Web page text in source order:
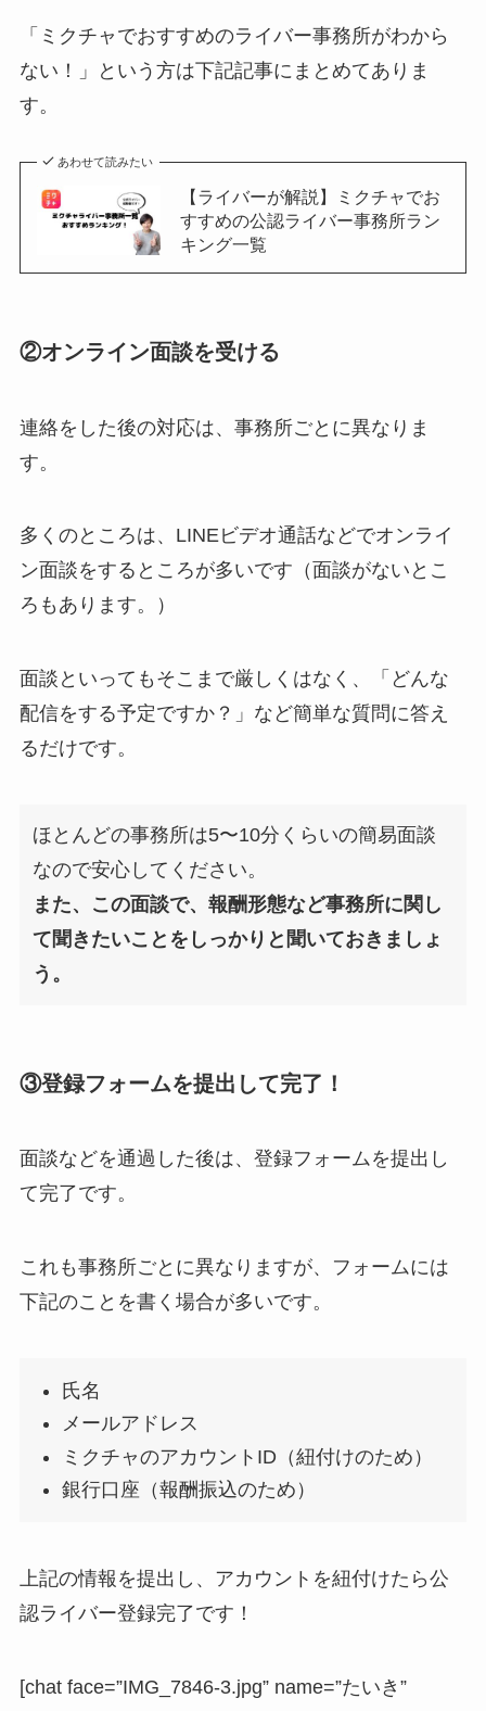
「ミクチャでおすすめのライバー事務所がわから
ない！」という方は下記記事にまとめてありま
す。
あわせて読みたい
【ライバーが解説】ミクチャでお
すすめの公認ライバー事務所ラン
キング一覧
②オンライン面談を受ける
連絡をした後の対応は、事務所ごとに異なりま
す。
多くのところは、LINEビデオ通話などでオンライ
ン面談をするところが多いです（面談がないとこ
ろもあります。）
面談といってもそこまで厳しくはなく、「どんな
配信をする予定ですか？」など簡単な質問に答え
るだけです。
ほとんどの事務所は5〜10分くらいの簡易面談
なので安心してください。
また、この面談で、報酬形態など事務所に関し
て聞きたいことをしっかりと聞いておきましょ
う。
③登録フォームを提出して完了！
面談などを通過した後は、登録フォームを提出し
て完了です。
これも事務所ごとに異なりますが、フォームには
下記のことを書く場合が多いです。
氏名
メールアドレス
ミクチャのアカウントID（紐付けのため）
銀行口座（報酬振込のため）
上記の情報を提出し、アカウントを紐付けたら公
認ライバー登録完了です！
[chat face=”IMG_7846-3.jpg” name=”たいき”